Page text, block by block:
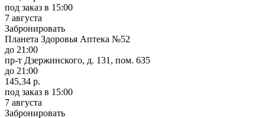
под заказ в 15:00
7 августа
Забронировать
Планета Здоровья Аптека №52
до 21:00
пр-т Дзержинского, д. 131, пом. 635
до 21:00
145,34 р.
под заказ в 15:00
7 августа
Забронировать